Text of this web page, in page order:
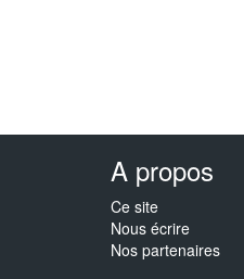
A propos
Ce site
Nous écrire
Nos partenaires